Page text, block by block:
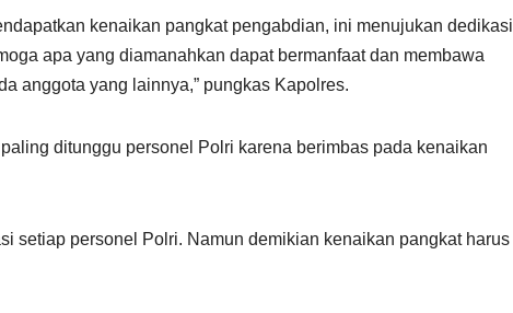
kenaikan pangkat pengabdian, ini menujukan dedikasi
apa yang diamanahkan dapat bermanfaat dan membawa
anggota yang lainnya,” pungkas Kapolres.
ditunggu personel Polri karena berimbas pada kenaikan
setiap personel Polri. Namun demikian kenaikan pangkat harus